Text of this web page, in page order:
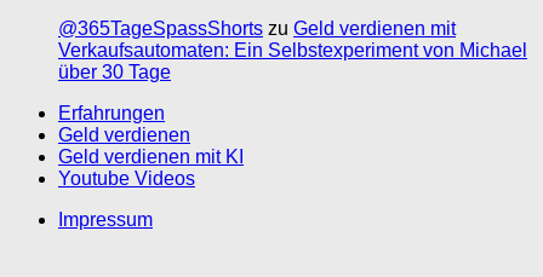
@365TageSpassShorts zu Geld verdienen mit
Verkaufsautomaten: Ein Selbstexperiment von Michael
über 30 Tage
Erfahrungen
Geld verdienen
Geld verdienen mit KI
Youtube Videos
Impressum